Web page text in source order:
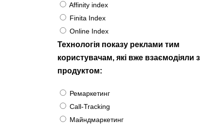
Affinity index
Finita Index
Online Index
Технологія показу реклами тим
користувачам, які вже взаємодіяли з
продуктом:
Ремаркетинг
Call-Tracking
Майндмаркетинг